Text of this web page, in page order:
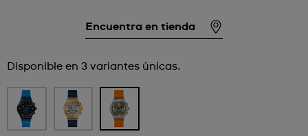
Encuentra en tienda
Disponible en 3 variantes únicas.